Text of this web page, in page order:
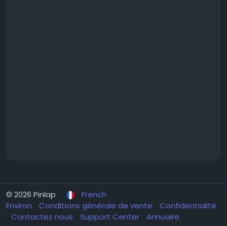
© 2026 Pinlap
French
Environ
Conditions générale de vente
Confidentialité
Contactez nous
Support Center Annuaire